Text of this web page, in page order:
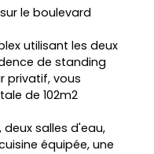
le boulevard
utilisant les deux
de standing
privatif, vous
de 102m2
salles d'eau,
équipée, une